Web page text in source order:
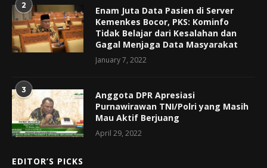
2
Enam Juta Data Pasien di Server
Kemenkes Bocor, PKS: Kominfo
Tidak Belajar dari Kesalahan dan
Gagal Menjaga Data Masyarakat
January 7, 2022
3
Anggota DPR Apresiasi
Purnawirawan TNI/Polri yang Masih
Mau Aktif Berjuang
April 29, 2022
EDITOR’S PICKS